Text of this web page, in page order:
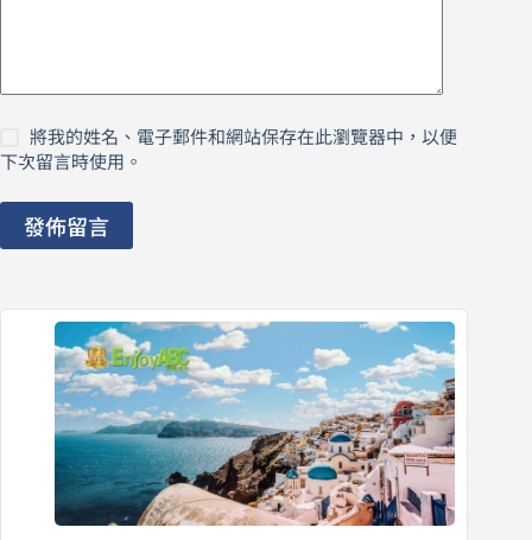
將我的姓名、電子郵件和網站保存在此瀏覽器中，以便
下次留言時使用。
發佈留言